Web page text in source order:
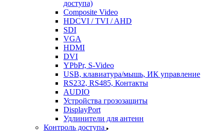
доступа)
Composite Video
HDCVI / TVI / AHD
SDI
VGA
HDMI
DVI
YPbPr, S-Video
USB, клавиатура/мышь, ИК управление
RS232, RS485, Контакты
AUDIO
Устройства грозозащиты
DisplayPort
Удлинители для антенн
Контроль доступа